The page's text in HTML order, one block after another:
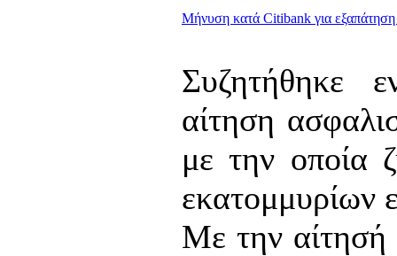
Mήνυση κατά Citibank για εξαπάτηση
Συζητήθηκε
αίτηση
με την οποία
εκατομμυρίων
Με την αίτησή